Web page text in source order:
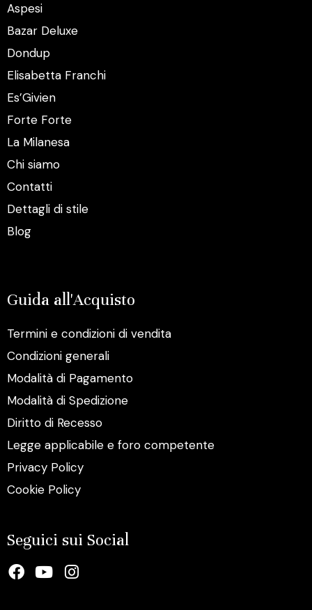
Aspesi
Bazar Deluxe
Dondup
Elisabetta Franchi
Es’Givien
Forte Forte
La Milanesa
Chi siamo
Contatti
Dettagli di stile
Blog
Guida all'Acquisto
Termini e condizioni di vendita
Condizioni generali
Modalità di Pagamento
Modalità di Spedizione
Diritto di Recesso
Legge applicabile e foro competente
Privacy Policy
Cookie Policy
Seguici sui Social